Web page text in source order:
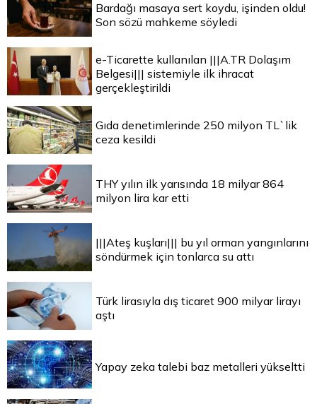
Bardağı masaya sert koydu, işinden oldu!
Son sözü mahkeme söyledi
e-Ticarette kullanılan |||A.TR Dolaşım
Belgesi||| sistemiyle ilk ihracat
gerçekleştirildi
Gıda denetimlerinde 250 milyon TL`lik
ceza kesildi
THY yılın ilk yarısında 18 milyar 864
milyon lira kar etti
|||Ateş kuşları||| bu yıl orman yangınlarını
söndürmek için tonlarca su attı
Türk lirasıyla dış ticaret 900 milyar lirayı
aştı
Yapay zeka talebi baz metalleri yükseltti